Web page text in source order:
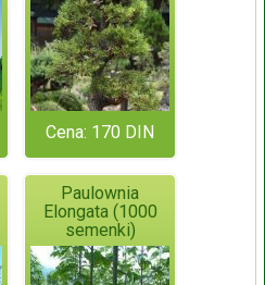
Monterey
Cypress
Cena: 170 DIN
Paulownia
Elongata (1000
semenki)